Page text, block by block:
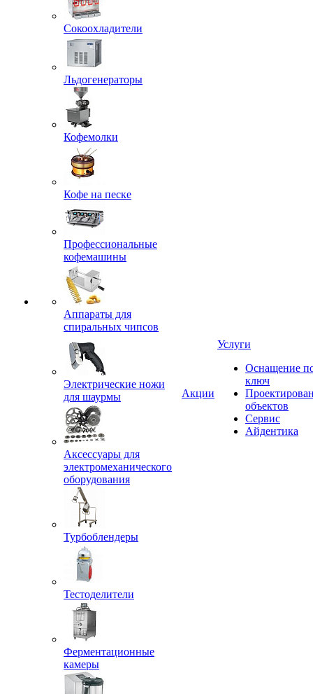
Сокоохладители
Льдогенераторы
Кофемолки
Кофе на песке
Профессиональные
кофемашины
Аппараты для
спиральных чипсов
Электрические ножи
для шаурмы
Аксессуары для
электромеханического
оборудования
Турбоблендеры
Тестоделители
Ферментационные
камеры
Акции
Услуги
Оснащение
ключ
объектов
Сервис
Айдентика